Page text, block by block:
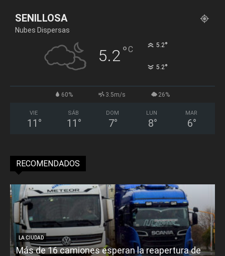
SENILLOSA
Nubes Dispersas
5.2°C 5.2°
5.2°
60% 3.5m/s 26%
VIE
11 °
SÁB
11 °
DOM
7°
LUN
8°
MAR
6°
RECOMENDADOS
LA CIUDAD
Más de 16 camiones esperan la reapertura de